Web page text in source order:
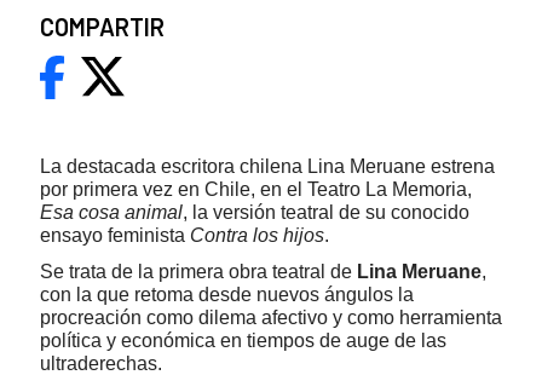
La destacada escritora chilena Lina Meruane estrena
por primera vez en Chile, en el Teatro La Memoria,
Esa cosa animal, la versión teatral de su conocido
ensayo feminista Contra los hijos.
Se trata de la primera obra teatral de Lina Meruane,
con la que retoma desde nuevos ángulos la
procreación como dilema afectivo y como herramienta
política y económica en tiempos de auge de las
ultraderechas.
COMPARTIR